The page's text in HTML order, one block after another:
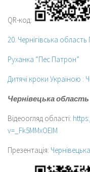
QR-код:
20. Чернігівська
Руханка “Пес Патрон”
Дитячі кроки Україною :
Чернівецька область
Відеоогляд області:
v=_Fk5MMxOEIM
Презентація: